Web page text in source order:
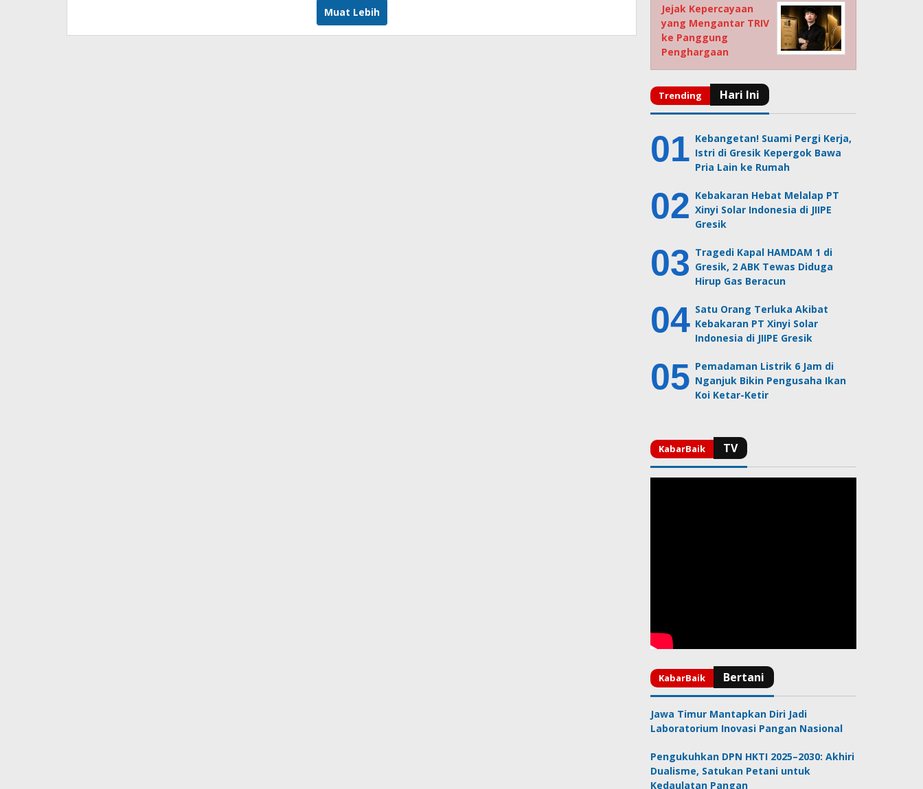
Muat Lebih
Jejak Kepercayaan
yang Mengantar TRIV
ke Panggung
Penghargaan
Kebangetan! Suami Pergi Kerja,
Istri di Gresik Kepergok Bawa
Pria Lain ke Rumah
Kebakaran Hebat Melalap PT
Xinyi Solar Indonesia di JIIPE
Gresik
Tragedi Kapal HAMDAM 1 di
Gresik, 2 ABK Tewas Diduga
Hirup Gas Beracun
Satu Orang Terluka Akibat
Kebakaran PT Xinyi Solar
Indonesia di JIIPE Gresik
Pemadaman Listrik 6 Jam di
Nganjuk Bikin Pengusaha Ikan
Koi Ketar-Ketir
Jawa Timur Mantapkan Diri Jadi
Laboratorium Inovasi Pangan Nasional
Pengukuhkan DPN HKTI 2025–2030: Akhiri
Dualisme, Satukan Petani untuk
Kedaulatan Pangan